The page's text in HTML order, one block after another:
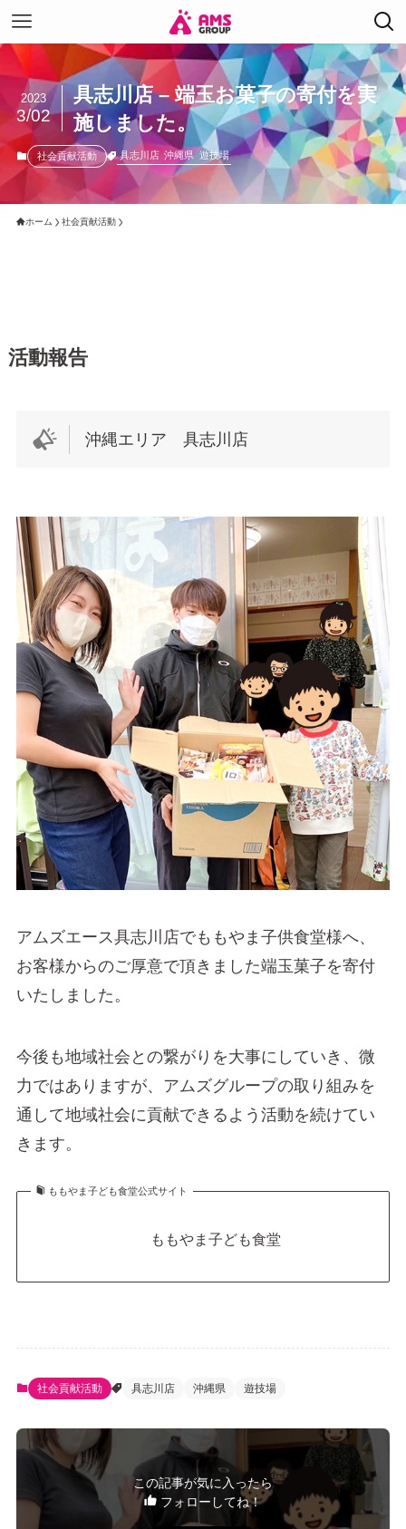
具志川店 – 端玉お菓子の寄付を実
施しました。
2023
3/02
社会貢献活動 具志川店 沖縄県 遊技場
ホーム 社会貢献活動
活動報告
沖縄エリア 具志川店
アムズエース具志川店でももやま子供食堂様へ、
お客様からのご厚意で頂きました端玉菓子を寄付
いたしました。
今後も地域社会との繋がりを大事にしていき、微
力ではありますが、アムズグループの取り組みを
通して地域社会に貢献できるよう活動を続けてい
きます。
ももやま子ども食堂公式サイト
ももやま子ども食堂
社会貢献活動 具志川店 沖縄県 遊技場
この記事が気に入ったら
フォローしてね！